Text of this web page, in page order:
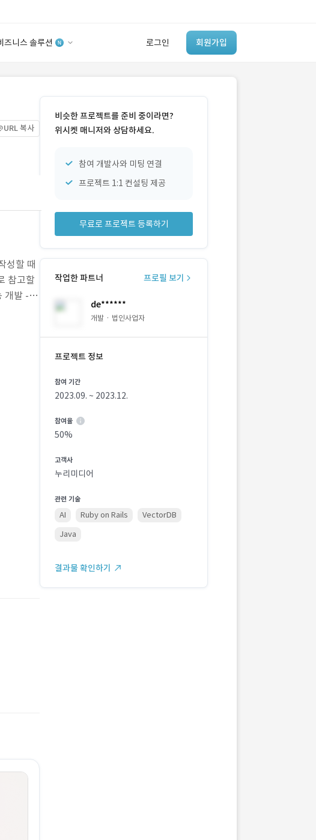
즈니스 솔루션 로그인 회원가입
안심 코드 케어
토어
‘이런 거’ 만들어본
개발 회사 있어?
URL 복사
성할 때
참고할
개발 -
비슷한 프로젝트를 준비 중이라면?
위시켓 매니저와 상담하세요.
참여 개발사와 미팅 연결
프로젝트 1:1 컨설팅 제공
무료로 프로젝트 등록하기
작업한 파트너 프로필 보기
de******
개발 · 법인사업자
프로젝트 정보
참여 기간
2023.09. ~ 2023.12.
참여율
50%
고객사
누리미디어
관련 기술
AI Ruby on Rails
VectorDB
Java
결과물 확인하기